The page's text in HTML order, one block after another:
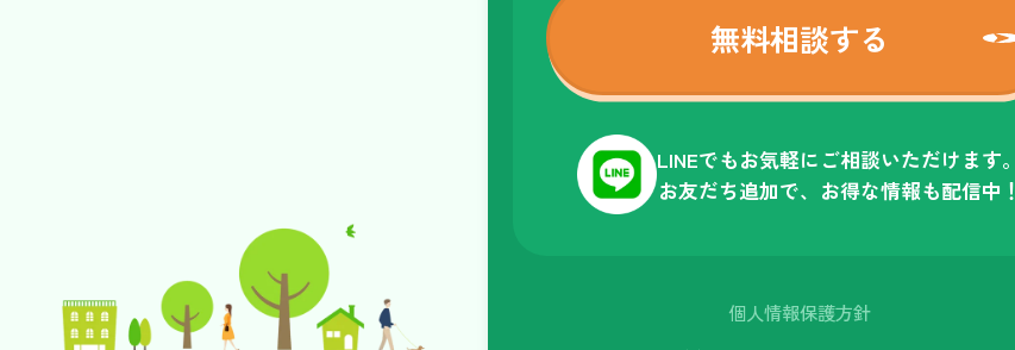
無料相談する
LINEでもお気軽にご相談いただけます。
お友だち追加で、お得な情報も配信中！
個人情報保護方針